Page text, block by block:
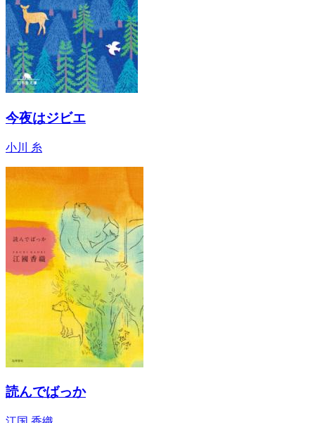
今夜はジビエ
小川 糸
読んでばっか